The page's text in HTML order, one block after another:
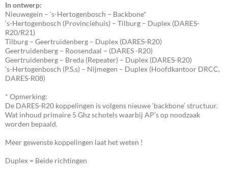
In ontwerp:
Nieuwegein – ‘s-Hertogenbosch – Backbone*
‘s-Hertogenbosch (Provinciehuis) – Tilburg – Duplex (DARES-
R20/R21)
Tilburg – Geertruidenberg – Duplex (DARES-R20)
Geertruidenberg – Roosendaal – (DARES -R20)
Geertruidenberg – Breda (Repeater) – Duplex (DARES-R20)
‘s-Hertogenbosch (P.S.s) – Nijmegen – Duplex (Hoofdkantoor DRCC,
DARES-R08)
* Opmerking:
De DARES-R20 koppelingen is volgens nieuwe ‘backbone’ structuur.
Wat inhoud primaire 5 Ghz schotels waarbij AP’s op noodzaak
worden bepaald.
Meer gewenste koppelingen laat het weten !
Duplex = Beide richtingen